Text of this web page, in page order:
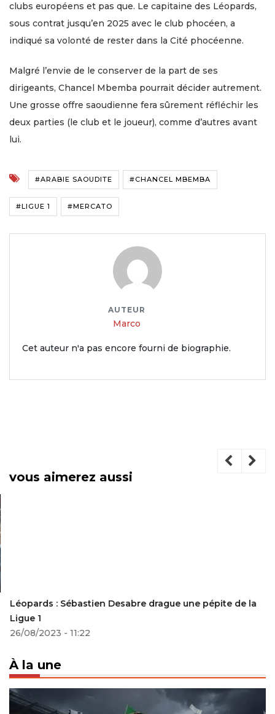
clubs européens et pas que. Le capitaine des Léopards,
sous contrat jusqu’en 2025 avec le club phocéen, a
indiqué sa volonté de rester dans la Cité phocéenne.
Malgré l’envie de le conserver de la part de ses
dirigeants, Chancel Mbemba pourrait décider autrement.
Une grosse offre saoudienne fera sûrement réfléchir les
deux parties (le club et le joueur), comme d’autres avant
lui.
#ARABIE SAOUDITE #CHANCEL MBEMBA
#LIGUE 1 #MERCATO
AUTEUR
Marco
Cet auteur n'a pas encore fourni de biographie.
vous aimerez aussi
Léopards : Sébastien Desabre drague une pépite de la
Ligue 1
26/08/2023 - 11:22
À la une